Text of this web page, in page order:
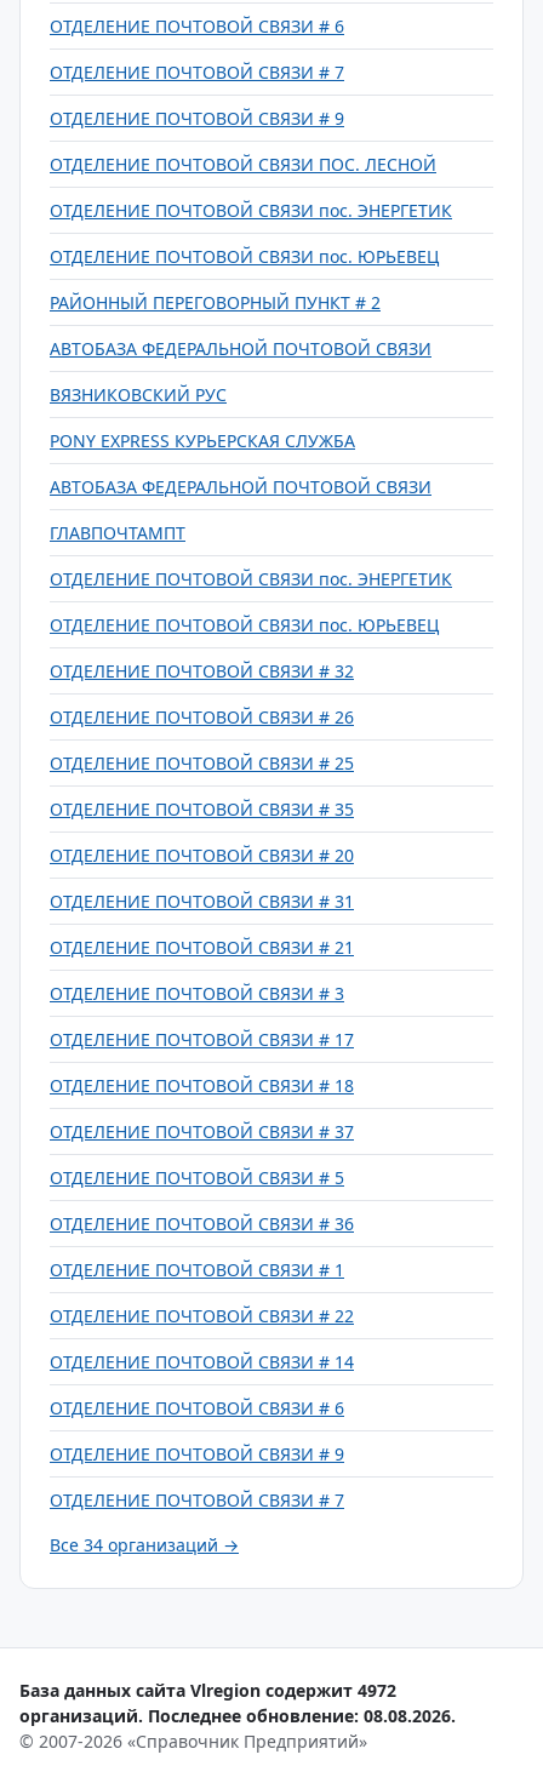
ОТДЕЛЕНИЕ ПОЧТОВОЙ СВЯЗИ # 6
ОТДЕЛЕНИЕ ПОЧТОВОЙ СВЯЗИ # 7
ОТДЕЛЕНИЕ ПОЧТОВОЙ СВЯЗИ # 9
ОТДЕЛЕНИЕ ПОЧТОВОЙ СВЯЗИ ПОС. ЛЕСНОЙ
ОТДЕЛЕНИЕ ПОЧТОВОЙ СВЯЗИ пос. ЭНЕРГЕТИК
ОТДЕЛЕНИЕ ПОЧТОВОЙ СВЯЗИ пос. ЮРЬЕВЕЦ
РАЙОННЫЙ ПЕРЕГОВОРНЫЙ ПУНКТ # 2
АВТОБАЗА ФЕДЕРАЛЬНОЙ ПОЧТОВОЙ СВЯЗИ
ВЯЗНИКОВСКИЙ РУС
PONY EXPRESS КУРЬЕРСКАЯ СЛУЖБА
АВТОБАЗА ФЕДЕРАЛЬНОЙ ПОЧТОВОЙ СВЯЗИ
ГЛАВПОЧТАМПТ
ОТДЕЛЕНИЕ ПОЧТОВОЙ СВЯЗИ пос. ЭНЕРГЕТИК
ОТДЕЛЕНИЕ ПОЧТОВОЙ СВЯЗИ пос. ЮРЬЕВЕЦ
ОТДЕЛЕНИЕ ПОЧТОВОЙ СВЯЗИ # 32
ОТДЕЛЕНИЕ ПОЧТОВОЙ СВЯЗИ # 26
ОТДЕЛЕНИЕ ПОЧТОВОЙ СВЯЗИ # 25
ОТДЕЛЕНИЕ ПОЧТОВОЙ СВЯЗИ # 35
ОТДЕЛЕНИЕ ПОЧТОВОЙ СВЯЗИ # 20
ОТДЕЛЕНИЕ ПОЧТОВОЙ СВЯЗИ # 31
ОТДЕЛЕНИЕ ПОЧТОВОЙ СВЯЗИ # 21
ОТДЕЛЕНИЕ ПОЧТОВОЙ СВЯЗИ # 3
ОТДЕЛЕНИЕ ПОЧТОВОЙ СВЯЗИ # 17
ОТДЕЛЕНИЕ ПОЧТОВОЙ СВЯЗИ # 18
ОТДЕЛЕНИЕ ПОЧТОВОЙ СВЯЗИ # 37
ОТДЕЛЕНИЕ ПОЧТОВОЙ СВЯЗИ # 5
ОТДЕЛЕНИЕ ПОЧТОВОЙ СВЯЗИ # 36
ОТДЕЛЕНИЕ ПОЧТОВОЙ СВЯЗИ # 1
ОТДЕЛЕНИЕ ПОЧТОВОЙ СВЯЗИ # 22
ОТДЕЛЕНИЕ ПОЧТОВОЙ СВЯЗИ # 14
ОТДЕЛЕНИЕ ПОЧТОВОЙ СВЯЗИ # 6
ОТДЕЛЕНИЕ ПОЧТОВОЙ СВЯЗИ # 9
ОТДЕЛЕНИЕ ПОЧТОВОЙ СВЯЗИ # 7
Все 34 организаций →
База данных сайта Vlregion содержит 4972
организаций. Последнее обновление: 08.08.2026.
© 2007-2026 «Справочник Предприятий»